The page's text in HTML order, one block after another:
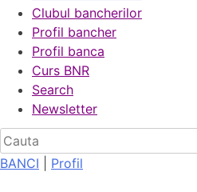
Clubul bancherilor
Profil bancher
Profil banca
Curs BNR
Search
Newsletter
BANCI Profil